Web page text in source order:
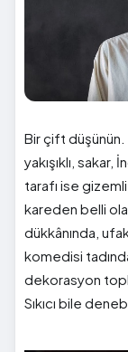
Bir çift düşünün.
yakışıklı,
tarafı ise
kareden belli
dükkânında,
komedisi
dekorasyon
Sıkıcı bile